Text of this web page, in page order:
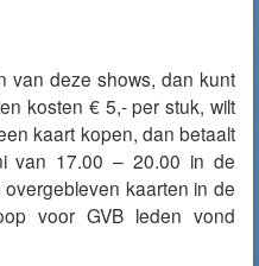
van deze shows, dan kunt
kosten € 5,- per stuk, wilt
kaart kopen, dan betaalt
van 17.00 – 20.00 in de
kaarten in de
voor GVB leden vond